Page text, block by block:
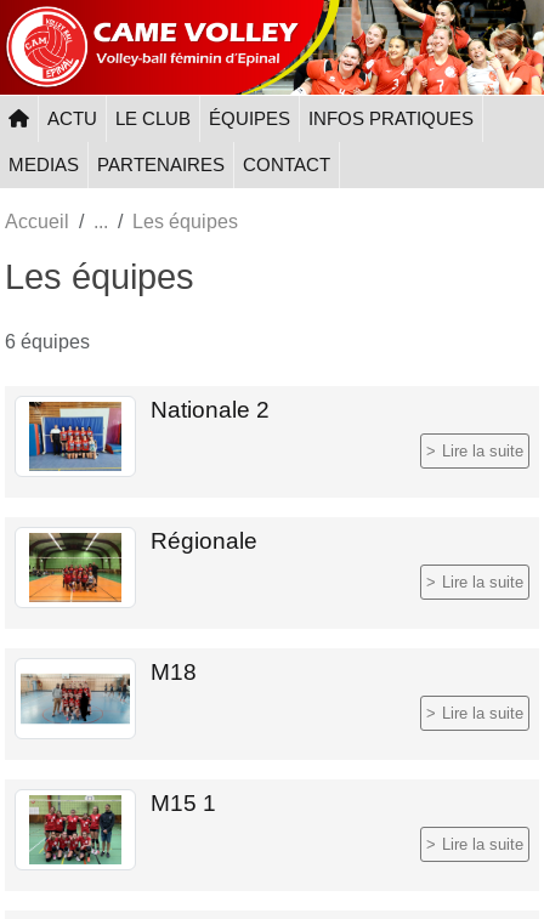
ACTU LE CLUB ÉQUIPES INFOS PRATIQUES
MEDIAS PARTENAIRES CONTACT
Accueil Les équipes
Les équipes
6 équipes
Nationale 2
Lire la suite
Régionale
Lire la suite
M18
Lire la suite
M15 1
Lire la suite
Panneau de gestion des cookies